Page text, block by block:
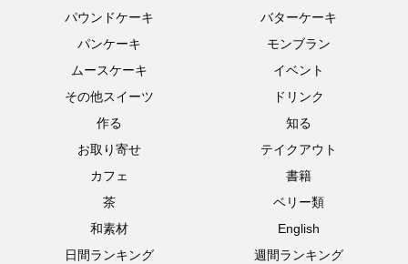
パウンドケーキ
バターケーキ
パンケーキ
モンブラン
ムースケーキ
イベント
その他スイーツ
ドリンク
作る
知る
お取り寄せ
テイクアウト
カフェ
書籍
茶
ベリー類
和素材
English
日間ランキング
週間ランキング